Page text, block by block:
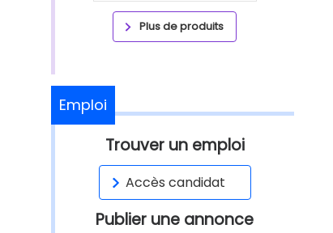
Plus de produits
Emploi
Trouver un emploi
Accès candidat
Publier une annonce